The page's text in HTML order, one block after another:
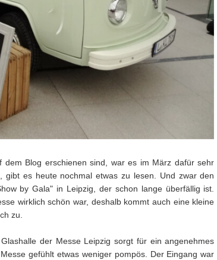
dem Blog erschienen sind, war es im März dafür sehr
es heute nochmal etwas zu lesen. Und zwar den
by Gala" in Leipzig, der schon lange überfällig ist.
wirklich schön war, deshalb kommt auch eine kleine
zu.
der Messe Leipzig sorgt für ein angenehmes
gefühlt etwas weniger pompös. Der Eingang war